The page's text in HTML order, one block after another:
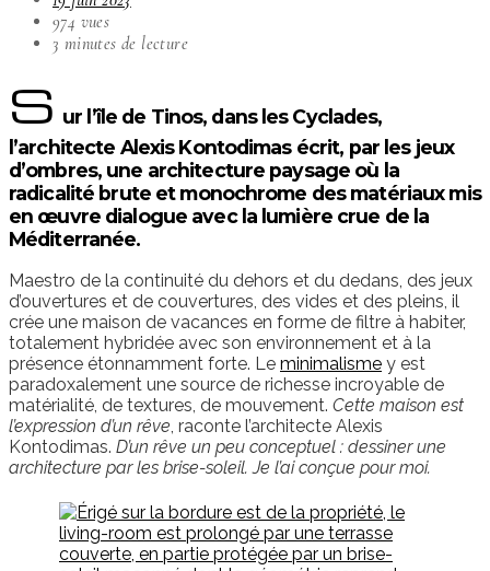
974 vues
3 minutes de lecture
S ur l’île de Tinos, dans les Cyclades,
l’architecte Alexis Kontodimas écrit, par les jeux
d’ombres, une architecture paysage où la
radicalité brute et monochrome des matériaux mis
en œuvre dialogue avec la lumière crue de la
Méditerranée.
Maestro de la continuité du dehors et du dedans, des jeux
d’ouvertures et de couvertures, des vides et des pleins, il
crée une maison de vacances en forme de filtre à habiter,
totalement hybridée avec son environnement et à la
présence étonnamment forte. Le minimalisme y est
paradoxalement une source de richesse incroyable de
matérialité, de textures, de mouvement. Cette maison est
l’expression d’un rêve, raconte l’architecte Alexis
Kontodimas. D’un rêve un peu conceptuel : dessiner une
architecture par les brise-soleil. Je l’ai conçue pour moi.